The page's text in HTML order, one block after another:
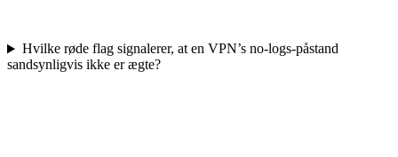
Hvilke røde flag signalerer, at en VPN’s no-logs-påstand
sandsynligvis ikke er ægte?